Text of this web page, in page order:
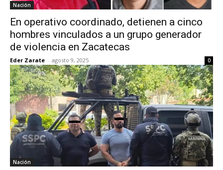
Nación
En operativo coordinado, detienen a cinco
hombres vinculados a un grupo generador
de violencia en Zacatecas
Eder Zarate - agosto 9, 2025 0
Nación